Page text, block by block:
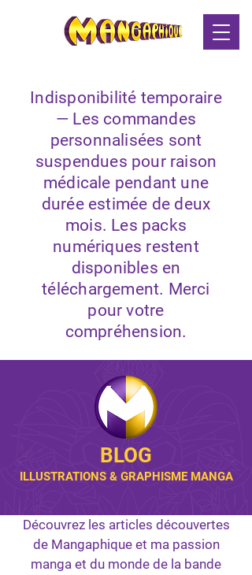
Indisponibilité temporaire
— Les commandes
personnalisées sont
suspendues pour raison
médicale pendant une
durée estimée de deux
mois. Les packs
numériques restent
disponibles en
téléchargement. Merci
pour votre
compréhension.
BLOG
ILLUSTRATIONS & GRAPHISME MANGA
Découvrez les articles découvertes
de Mangaphique et ma passion
manga et du monde de la bande